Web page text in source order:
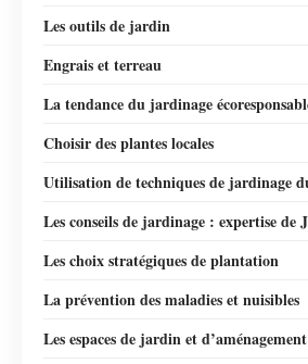
Les outils de jardin
Engrais et terreau
La tendance du jardinage
Choisir des plantes locales
Utilisation de techniques de jardinage
Les conseils de jardinage : expertise de
Les choix stratégiques de plantation
La prévention des maladies et nuisibles
Les espaces de jardin et